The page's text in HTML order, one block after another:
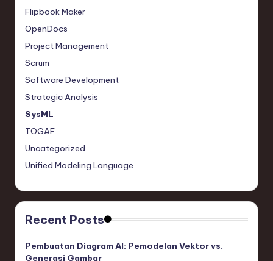
Flipbook Maker
OpenDocs
Project Management
Scrum
Software Development
Strategic Analysis
SysML
TOGAF
Uncategorized
Unified Modeling Language
Recent Posts
Pembuatan Diagram AI: Pemodelan Vektor vs.
Generasi Gambar